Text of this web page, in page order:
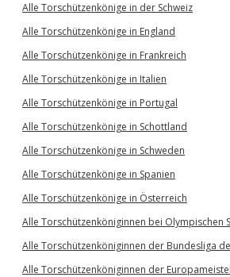
Alle Torschützenkönige in der Schweiz
Alle Torschützenkönige in England
Alle Torschützenkönige in Frankreich
Alle Torschützenkönige in Italien
Alle Torschützenkönige in Portugal
Alle Torschützenkönige in Schottland
Alle Torschützenkönige in Schweden
Alle Torschützenkönige in Spanien
Alle Torschützenkönige in Österreich
Alle Torschützenköniginnen bei Olympischen
Alle Torschützenköniginnen der Bundesliga
Alle Torschützenköniginnen der